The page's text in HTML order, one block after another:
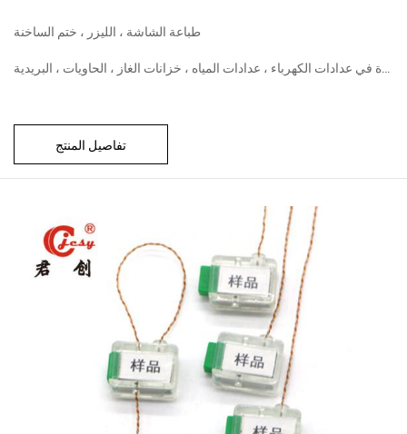
طباعة الشاشة ، الليزر ، ختم الساخنة
تستخدم على نطاق واسع ، تستخدم عادة في عدادات الكهرباء ، عدادات المياه ، خزانات الغاز ، الحاويات ، البريدية
تفاصيل المنتج